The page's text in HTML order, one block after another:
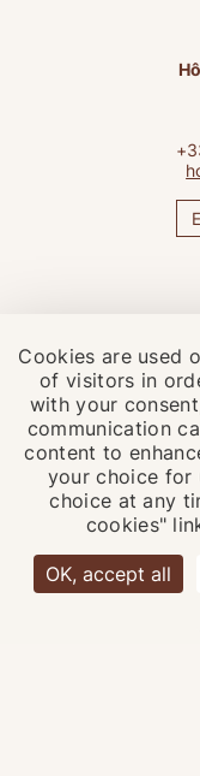
FG
FG
Cookies are used
of visitors in
with your
communication
content to
your choice for
choice at any
cookies"
OK, accept all